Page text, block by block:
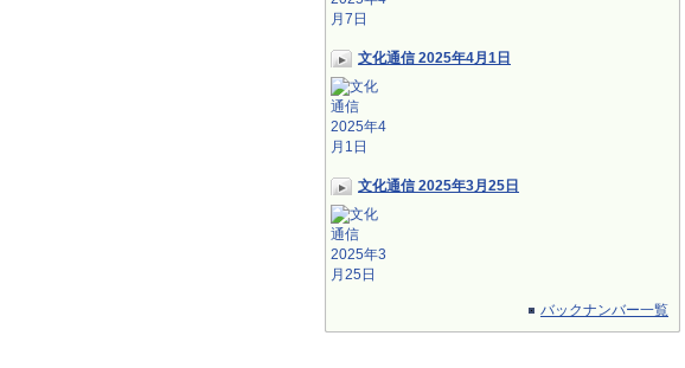
文化通信 2025年4月1日
文化通信 2025年3月25日
バックナンバー一覧